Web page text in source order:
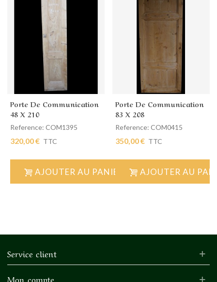
Porte De Communication
48 X 210
Reference: COM1395
320,00 € TTC
AJOUTER AU PANIER
Porte De Communication
83 X 208
Reference: COM0415
350,00 € TTC
AJOUTER AU
Service client
Mon compte